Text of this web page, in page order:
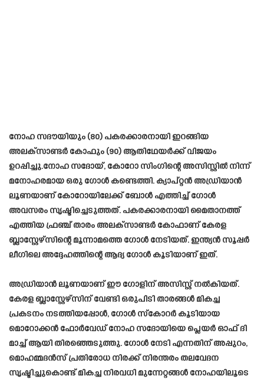
നോഹ സദൗയിയും (80) പകരക്കാരനായി ഇറങ്ങിയ
അലക്‌സാണ്ടർ കോഫും (90) ആതിഥേയർക്ക് വിജയം
ഉറപ്പിച്ചു.നോഹ സദോയ്, കോറോ സിംഗിന്റെ അസിസ്റ്റിൽ നിന്ന്
മനോഹരമായ ഒരു ഗോൾ കണ്ടെത്തി. ക്യാപ്റ്റൻ അഡ്രിയാൻ
ലൂണയാണ് കോറോയിലേക്ക് ബോൾ എത്തിച്ച് ഗോൾ
അവസരം സൃഷ്ടിച്ചെടുത്തത്. പകരക്കാരനായി മൈതാനത്ത്
എത്തിയ ഫ്രഞ്ച് താരം അലക്സാണ്ടർ കോഫാണ് കേരള
ബ്ലാസ്റ്റേഴ്സിന്റെ മൂന്നാമത്തെ ഗോൾ നേടിയത്. ഇന്ത്യൻ സൂപ്പർ
ലീഗിലെ അദ്ദേഹത്തിന്റെ ആദ്യ ഗോൾ കൂടിയാണ് ഇത്.
അഡ്രിയാൻ ലൂണയാണ് ഈ ഗോളിന് അസിസ്റ്റ് നൽകിയത്.
കേരള ബ്ലാസ്റ്റേഴ്സിന് വേണ്ടി ഒരുപിടി താരങ്ങൾ മികച്ച
പ്രകടനം നടത്തിയപ്പോൾ, ഗോൾ സ്കോറർ കൂടിയായ
മൊറോക്കൻ ഫോർവേഡ് നോഹ സദോയിയെ പ്ലെയർ ഓഫ് ദി
മാച്ച് ആയി തിരഞ്ഞെടുത്തു. ഗോൾ നേടി എന്നതിന് അപ്പുറം,
മൊഹമ്മദൻസ് പ്രതിരോധ നിരക്ക് നിരന്തരം തലവേദന
സൃഷ്ടിച്ചുകൊണ്ട് മികച്ച നിരവധി മുന്നേറ്റങ്ങൾ നോഹയിലൂടെ